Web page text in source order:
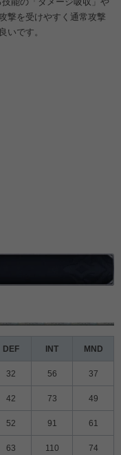
撃を受けやすく通常攻撃
いです。
DEF INT MND
32 56 37
42 73 49
52 91 61
63 110 74